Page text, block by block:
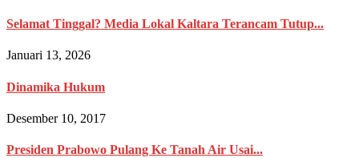
Selamat Tinggal? Media Lokal Kaltara Terancam Tutup...
Januari 13, 2026
Dinamika Hukum
Desember 10, 2017
Presiden Prabowo Pulang Ke Tanah Air Usai...